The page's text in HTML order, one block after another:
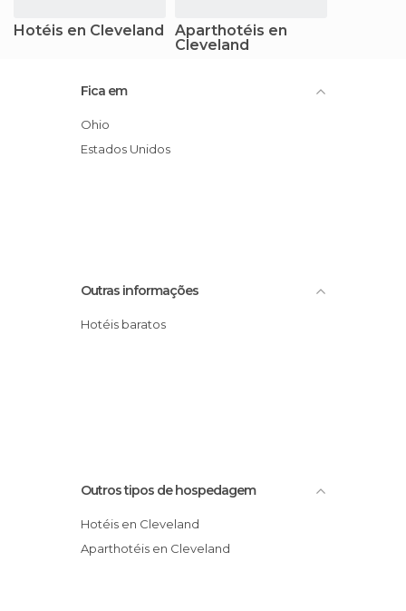
Hotéis en Cleveland
Aparthotéis en
Cleveland
Fica em
Ohio
Estados Unidos
Outras informações
Hotéis baratos
Outros tipos de hospedagem
Hotéis en Cleveland
Aparthotéis en Cleveland